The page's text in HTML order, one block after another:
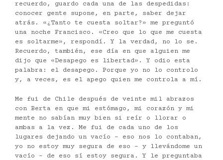
recuerdo, guardo cada una de las despedidas:
conocer gente supone, en parte, saber dejar
atrás. «¿Tanto te cuesta soltar?» me preguntó
una noche Francisco. «Creo que lo que me cuesta
es soltarme», respondí. Y la verdad, no lo se.
Recuerdo, también, ese día en que alguien me
dijo que «Desapego es libertad». Y odio esta
palabra: el desapego. Porque yo no lo controlo
y, a veces, es el apego quien me controla a mí.
Me fui de Chile después de veinte mil abrazos
con Berta en que mi estómago, mi corazón y mi
mente no sabían muy bien si reír o llorar o
ambas a la vez. Me fui de cada uno de los
lugares dejando un vacío – eso nos lo contaban,
yo no estoy muy segura de eso – y llevándome un
vacío – de eso sí estoy segura. Y le preguntaba